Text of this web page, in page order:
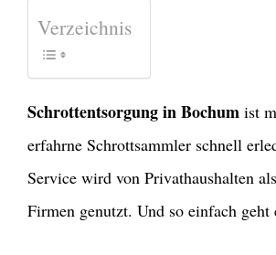
Verzeichnis
Schrottentsorgung in Bochum ist
erfahrne Schrottsammler schnell
Service wird von Privathaushalten
Firmen genutzt. Und so einfach geht